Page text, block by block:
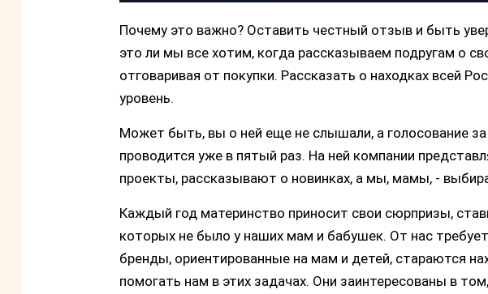
Почему это важно? Оставить честный отзыв и быть
это ли мы все хотим, когда рассказываем подругам о
отговаривая от покупки. Рассказать о находках всей
уровень.
Может быть, вы о ней еще не слышали, а голосование
проводится уже в пятый раз. На ней компании
проекты, рассказывают о новинках, а мы, мамы, -
Каждый год материнство приносит свои сюрпризы,
которых не было у наших мам и бабушек. От нас
бренды, ориентированные на мам и детей, стараются
помогать нам в этих задачах. Они заинтересованы в